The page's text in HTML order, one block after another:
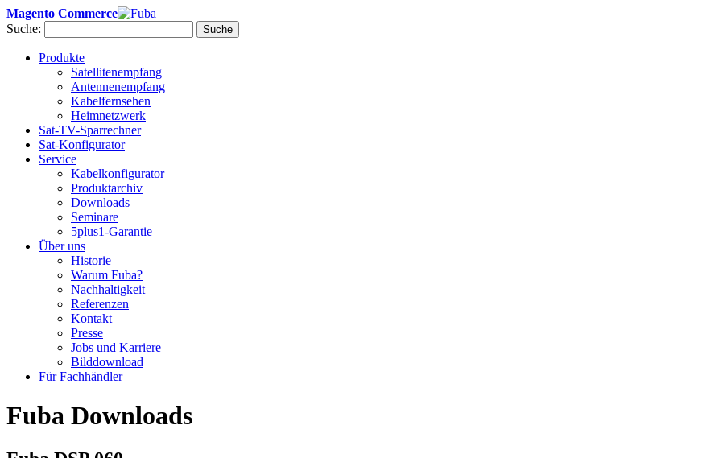
Magento Commerce
Suche:
Suche
Produkte
Satellitenempfang
Antennenempfang
Kabelfernsehen
Heimnetzwerk
Sat-TV-Sparrechner
Sat-Konfigurator
Service
Kabelkonfigurator
Produktarchiv
Downloads
Seminare
5plus1-Garantie
Über uns
Historie
Warum Fuba?
Nachhaltigkeit
Referenzen
Kontakt
Presse
Jobs und Karriere
Bilddownload
Für Fachhändler
Fuba Downloads